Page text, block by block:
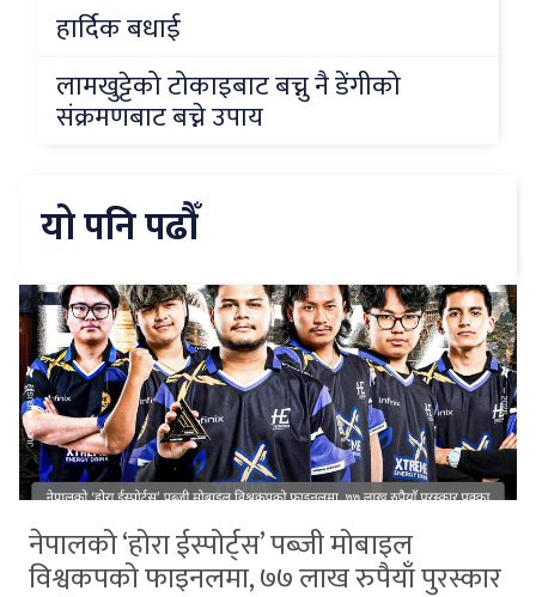
हार्दिक बधाई
लामखुट्टेको टोकाइबाट बच्नु नै डेंगीको
संक्रमणबाट बच्ने उपाय
यो पनि पढौँ
नेपालको ‘होरा ईस्पोर्ट्स’ पब्जी मोबाइल
विश्वकपको फाइनलमा, ७७ लाख रुपैयाँ पुरस्कार